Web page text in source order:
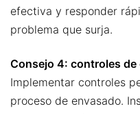
efectiva y responder
problema que surja.
Consejo 4: controles de
Implementar controles
proceso de envasado.